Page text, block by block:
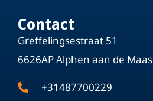
Contact
Greffelingsestraat 51
6626AP Alphen aan de Maas
+31487700229